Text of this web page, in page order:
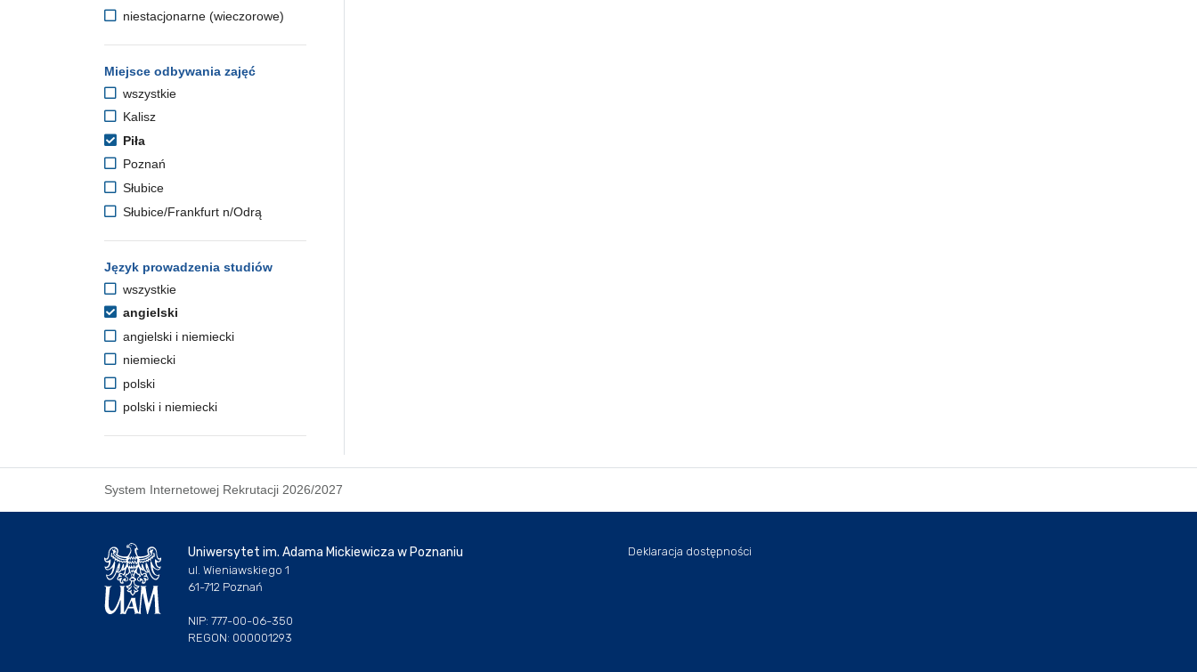
niestacjonarne (wieczorowe)
Miejsce odbywania zajęć
wszystkie
Kalisz
Piła
Poznań
Słubice
Słubice/Frankfurt n/Odrą
Język prowadzenia studiów
wszystkie
angielski
angielski i niemiecki
niemiecki
polski
polski i niemiecki
System Internetowej Rekrutacji 2026/2027
Uniwersytet im. Adama Mickiewicza w Poznaniu
ul. Wieniawskiego 1
61-712 Poznań
NIP: 777-00-06-350
REGON: 000001293
Deklaracja dostępności